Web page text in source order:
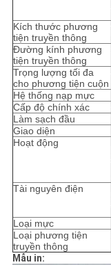
Kích thước phương
tiện truyền thông
Đường kính phương
tiện truyền thông
Trọng lượng tối đa
cho phương tiện cuộn
Hệ thống nạp mực
Cấp độ chính xác
Làm sạch đầu
Giao diện
Hoạt động
Tài nguyên điện
Loại mực
Loại phương tiện
truyền thông
Mẫu in: